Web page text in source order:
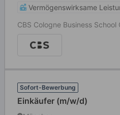
Vermögenswirksame
CBS Cologne Business School
Sofort-Bewerbung
Einkäufer (m/w/d)